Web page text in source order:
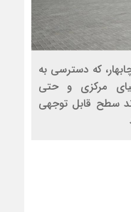
که دسترسی به
مرکزی و حتی
سطح قابل توجهی